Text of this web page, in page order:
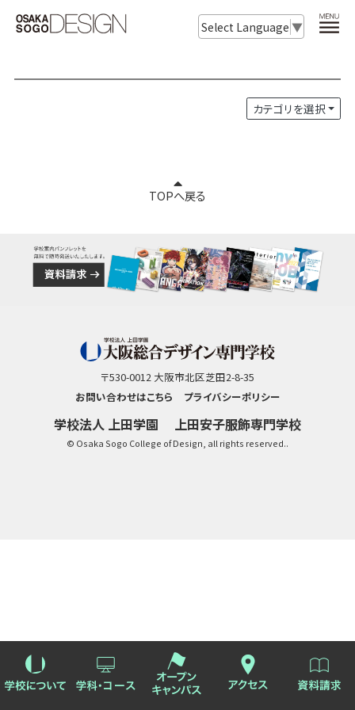
Select Language ▼
カテゴリを選択
TOPへ戻る
〒530-0012 大阪市北区芝田2-8-35
お問い合わせはこちら
プライバシーポリシー
学校法人 上田学園 上田安子服飾専門学校
© Osaka Sogo College of Design, all rights reserved..